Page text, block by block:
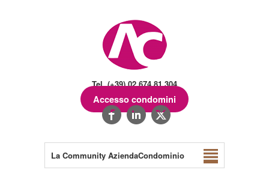
Tel. (+39) 02.674.81.304
Accesso condomini
La Community AziendaCondominio